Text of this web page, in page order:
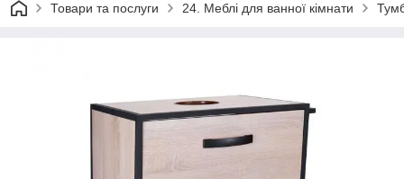
Товари та послуги 24. Меблі для ванної кімнати